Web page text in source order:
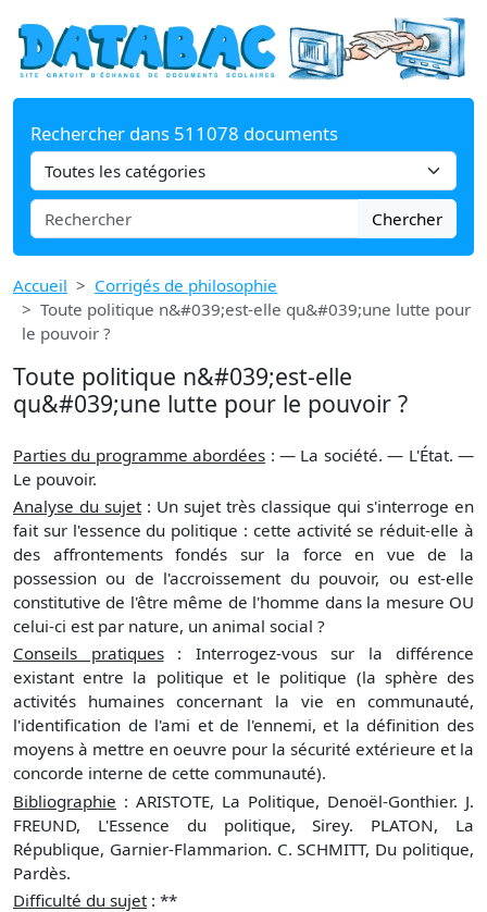
Rechercher dans 511078 documents
Chercher
Accueil
Corrigés de philosophie
Toute politique n&#039;est-elle qu&#039;une lutte pour
le pouvoir ?
Toute politique n&#039;est-elle
qu&#039;une lutte pour le pouvoir ?
Parties du programme abordées : — La société. — L'État. —
Le pouvoir.
Analyse du sujet: Un sujet très classique qui s'interroge en
fait sur l'essence du politique : cette activité se réduit-elle à
des affrontements fondés sur la force en vue de la
possession ou de l'accroissement du pouvoir, ou est-elle
constitutive de l'être même de l'homme dans la mesure OU
celui-ci est par nature, un animal social ?
Conseils pratiques: Interrogez-vous sur la différence
existant entre la politique et le politique (la sphère des
activités humaines concernant la vie en communauté,
l'identification de l'ami et de l'ennemi, et la définition des
moyens à mettre en oeuvre pour la sécurité extérieure et la
concorde interne de cette communauté).
Bibliographie : ARISTOTE, La Politique, Denoël-Gonthier. J.
FREUND, L'Essence du politique, Sirey. PLATON, La
République, Garnier-Flammarion. C. SCHMITT, Du politique,
Pardès.
Difficulté du sujet : **